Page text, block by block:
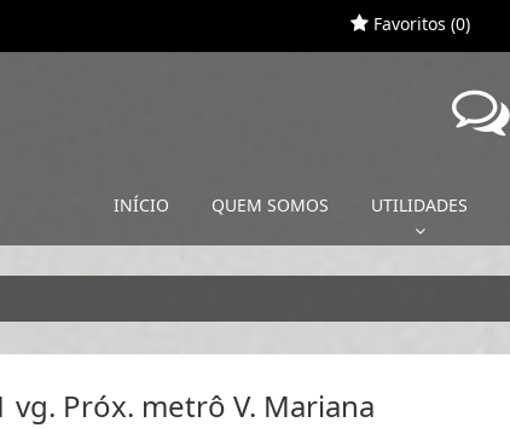
Favoritos (0)
INÍCIO QUEM SOMOS UTILIDADES
vg. Próx. metrô V. Mariana